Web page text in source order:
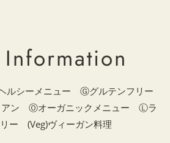
ルシーメニュー Ⓖグルテンフリー
ン Ⓞオーガニックメニュー Ⓛラ
ー (Veg)ヴィーガン料理